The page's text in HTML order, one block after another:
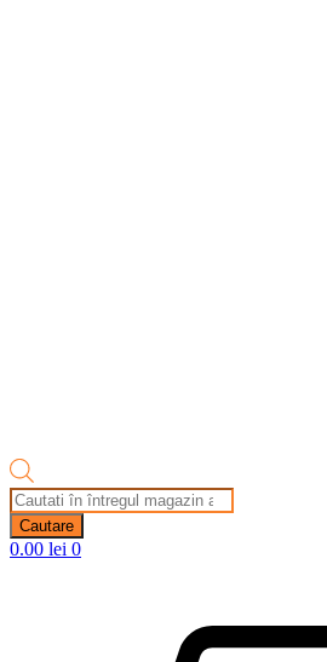
Products
search
Cautare
0.00 lei 0